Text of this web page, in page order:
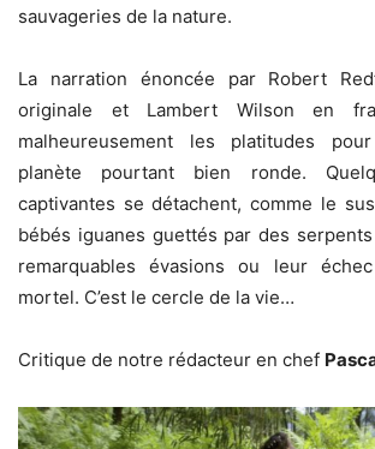
sauvageries de la nature.
La narration énoncée par Robert
originale et Lambert Wilson en
malheureusement les platitudes
planète pourtant bien ronde.
captivantes se détachent, comme le
bébés iguanes guettés par des
remarquables évasions ou leur
mortel. C’est le cercle de la vie…
Critique de notre rédacteur en chef